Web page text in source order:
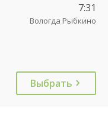
7:31
Вологда Рыбкино
Выбрать